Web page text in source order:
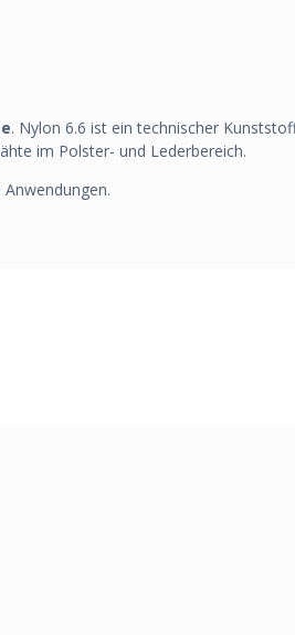
. Nylon 6.6 ist ein technischer
im Polster- und Lederbereich.